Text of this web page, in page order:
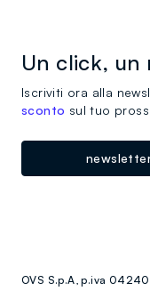
Un click, un
Iscriviti ora alla
sconto sul tuo
OVS S.p.A, p.iva